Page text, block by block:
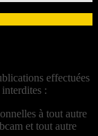
effectuées
:
à tout autre
et tout autre